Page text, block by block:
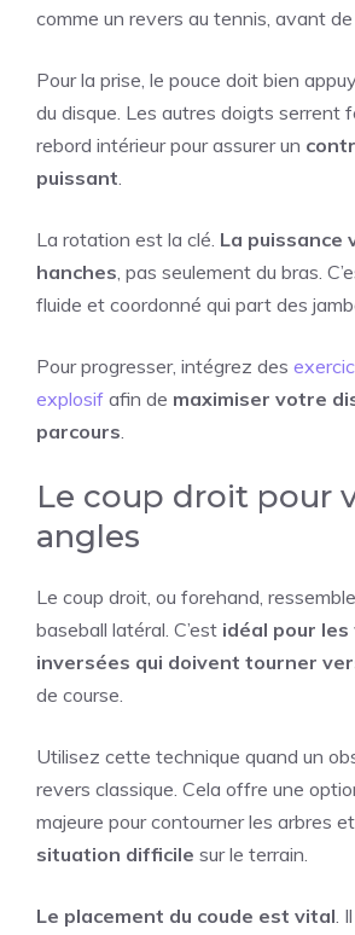
comme un revers au tennis, avant de
Pour la prise, le pouce doit bien
du disque. Les autres doigts serrent
rebord intérieur pour assurer un
puissant.
La rotation est la clé. La puissance
hanches, pas seulement du bras.
fluide et coordonné qui part des
Pour progresser, intégrez des
explosif afin de maximiser votre
parcours.
Le coup droit pour
angles
Le coup droit, ou forehand,
baseball latéral. C’est idéal pour
inversées qui doivent tourner
de course.
Utilisez cette technique quand un
revers classique. Cela offre une
majeure pour contourner les arbres et
situation difficile sur le terrain.
Le placement du coude est vital.